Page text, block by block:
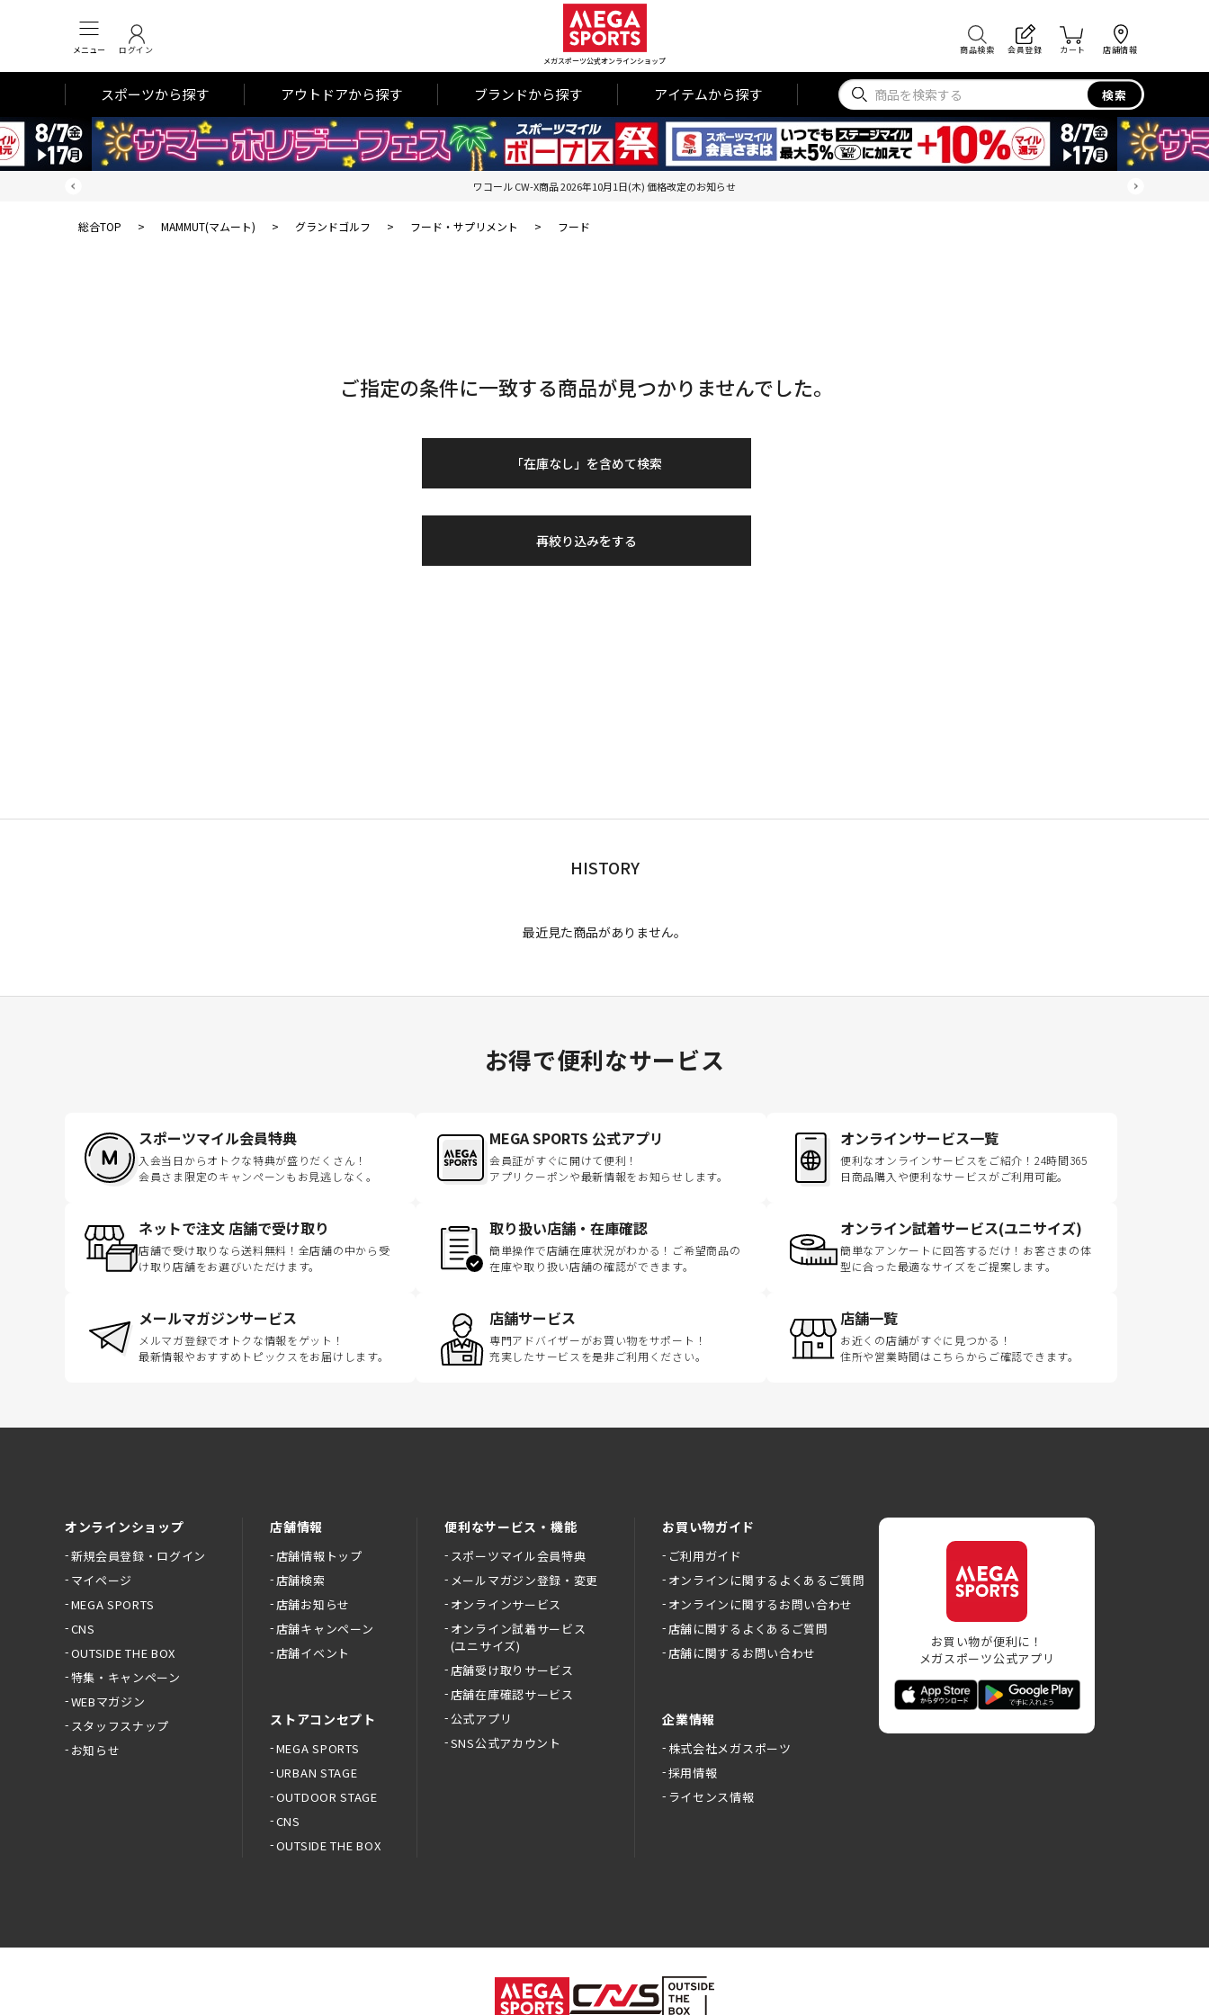
メニュー ログイン
メガスポーツ公式オンラインショップ
商品検索 会員登録 カート 店舗情報
スポーツから探す アウトドアから探す ブランドから探す アイテムから探す 検索
ワコール CW-X商品 2026年10月1日(木) 価格改定のお知らせ
総合TOP > MAMMUT(マムート) > グランドゴルフ > フード・サプリメント > フード
ご指定の条件に一致する商品が見つかりませんでした。
「在庫なし」を含めて検索
再絞り込みをする
HISTORY
最近見た商品がありません。
お得で便利なサービス
スポーツマイル会員特典
入会当日からオトクな特典が盛りだくさん！
会員さま限定のキャンペーンもお見逃しなく。
MEGA SPORTS 公式アプリ
会員証がすぐに開けて便利！
アプリクーポンや最新情報をお知らせします。
オンラインサービス一覧
便利なオンラインサービスをご紹介！24時間365
日商品購入や便利なサービスがご利用可能。
ネットで注文 店舗で受け取り
店舗で受け取りなら送料無料！全店舗の中から受
け取り店舗をお選びいただけます。
取り扱い店舗・在庫確認
簡単操作で店舗在庫状況がわかる！ご希望商品の
在庫や取り扱い店舗の確認ができます。
オンライン試着サービス(ユニサイズ)
簡単なアンケートに回答するだけ！お客さまの体
型に合った最適なサイズをご提案します。
メールマガジンサービス
メルマガ登録でオトクな情報をゲット！
最新情報やおすすめトピックスをお届けします。
店舗サービス
専門アドバイザーがお買い物をサポート！
充実したサービスを是非ご利用ください。
店舗一覧
お近くの店舗がすぐに見つかる！
住所や営業時間はこちらからご確認できます。
オンラインショップ
新規会員登録・ログイン
マイページ
MEGA SPORTS
CNS
OUTSIDE THE BOX
特集・キャンペーン
WEBマガジン
スタッフスナップ
お知らせ
店舗情報
店舗情報トップ
店舗検索
店舗お知らせ
店舗キャンペーン
店舗イベント
ストアコンセプト
MEGA SPORTS
URBAN STAGE
OUTDOOR STAGE
CNS
OUTSIDE THE BOX
便利なサービス・機能
スポーツマイル会員特典
メールマガジン登録・変更
オンラインサービス
オンライン試着サービス
(ユニサイズ)
店舗受け取りサービス
店舗在庫確認サービス
公式アプリ
SNS公式アカウント
お買い物ガイド
ご利用ガイド
オンラインに関するよくあるご質問
オンラインに関するお問い合わせ
店舗に関するよくあるご質問
店舗に関するお問い合わせ
企業情報
株式会社メガスポーツ
採用情報
ライセンス情報
お買い物が便利に！
メガスポーツ公式アプリ